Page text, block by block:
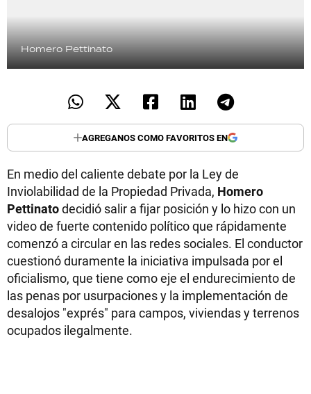
Homero Pettinato
AGREGANOS COMO FAVORITOS EN
En medio del caliente debate por la Ley de
Inviolabilidad de la Propiedad Privada, Homero
Pettinatodecidió salir a fijar posición y lo hizo con un
video de fuerte contenido político que rápidamente
comenzó a circular en las redes sociales. El conductor
cuestionó duramente la iniciativa impulsada por el
oficialismo, que tiene como eje el endurecimiento de
las penas por usurpaciones y la implementación de
desalojos "exprés" para campos, viviendas y terrenos
ocupados ilegalmente.